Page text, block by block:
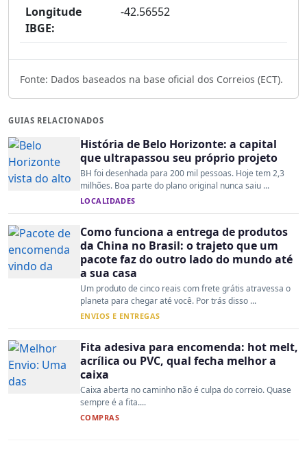
Longitude
IBGE:
-42.56552
Fonte: Dados baseados na base oficial dos Correios (ECT).
GUIAS RELACIONADOS
História de Belo Horizonte: a capital
que ultrapassou seu próprio projeto
BH foi desenhada para 200 mil pessoas. Hoje tem 2,3
milhões. Boa parte do plano original nunca saiu ...
LOCALIDADES
Como funciona a entrega de produtos
da China no Brasil: o trajeto que um
pacote faz do outro lado do mundo até
a sua casa
Um produto de cinco reais com frete grátis atravessa o
planeta para chegar até você. Por trás disso ...
ENVIOS E ENTREGAS
Fita adesiva para encomenda: hot melt,
acrílica ou PVC, qual fecha melhor a
caixa
Caixa aberta no caminho não é culpa do correio. Quase
sempre é a fita....
COMPRAS